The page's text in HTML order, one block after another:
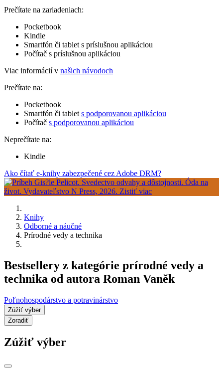
Prečítate na zariadeniach:
Pocketbook
Kindle
Smartfón či tablet s príslušnou aplikáciou
Počítač s príslušnou aplikáciou
Viac informácií v našich návodoch
Prečítate na:
Pocketbook
Smartfón či tablet s podporovanou aplikáciou
Počítač s podporovanou aplikáciou
Neprečítate na:
Kindle
Ako čítať e-knihy zabezpečené cez Adobe DRM?
Knihy
Odborné a náučné
Prírodné vedy a technika
Bestsellery z kategórie prírodné vedy a
technika od autora Roman Vaněk
Poľnohospodárstvo a potravinárstvo
Zúžiť výber
Zoradiť
Zúžiť výber